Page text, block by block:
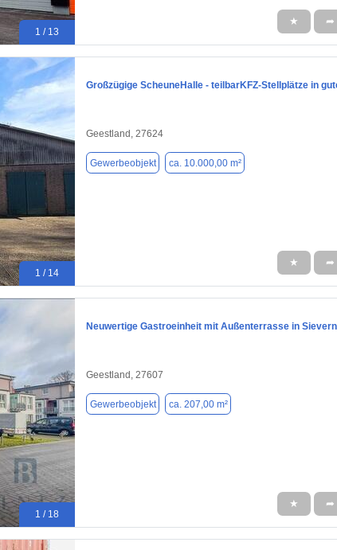
1 / 13
★ ➦
1 / 14
Großzügige ScheuneHalle - teilbarKFZ-Stellplätze in
Geestland, 27624
Gewerbeobjekt ca. 10.000,00 m²
★ ➦
1 / 18
Neuwertige Gastroeinheit mit Außenterrasse in Sievern
Geestland, 27607
Gewerbeobjekt ca. 207,00 m²
★ ➦